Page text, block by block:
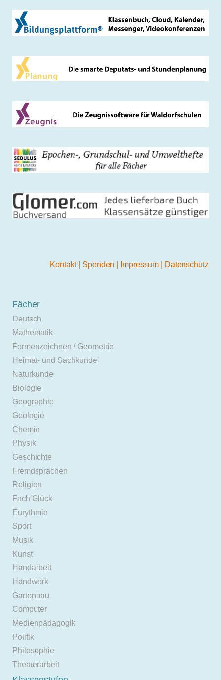
Kontakt Spenden Impressum Datenschutz
Fächer
Deutsch
Mathematik
Formenzeichnen / Geometrie
Heimat- und Sachkunde
Naturkunde
Biologie
Geographie
Geologie
Chemie
Physik
Geschichte
Fremdsprachen
Religion
Fach Glück
Eurythmie
Sport
Musik
Kunst
Handarbeit
Handwerk
Gartenbau
Computer
Medienpädagogik
Politik
Philosophie
Theaterarbeit